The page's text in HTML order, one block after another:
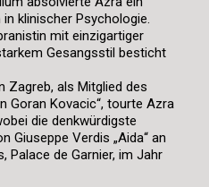
klinischer Psychologie.
mit einzigartiger
Gesangsstil besticht
Zagreb, als Mitglied des
Goran Kovacic“, tourte Azra
die denkwürdigste
Giuseppe Verdis „Aida“ an
Palace de Garnier, im Jahr